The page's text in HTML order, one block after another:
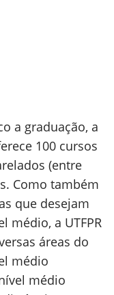
a graduação, a
100 cursos
(entre
Como também
que desejam
médio, a UTFPR
áreas do
médio
médio